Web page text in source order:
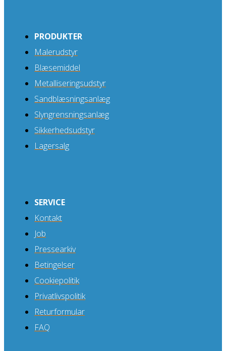
PRODUKTER
Malerudstyr
Blæsemiddel
Metalliseringsudstyr
Sandblæsningsanlæg
Slyngrensningsanlæg
Sikkerhedsudstyr
Lagersalg
SERVICE
Kontakt
Job
Pressearkiv
Betingelser
Cookiepolitik
Privatlivspolitik
Returformular
FAQ